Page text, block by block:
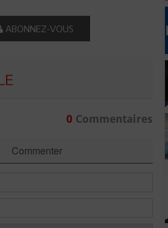
ABONNEZ-VOUS
0Commentaires
Commenter